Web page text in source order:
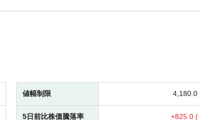
値幅制限 4,180.0
5日前比株価騰落率 +825.0 (